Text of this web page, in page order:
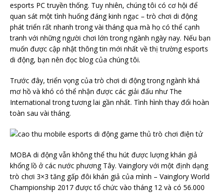
esports PC truyền thống. Tuy nhiên, chúng tôi có cơ hội để
quan sát một tình huống đáng kinh ngạc – trò chơi di động
phát triển rất nhanh trong vài tháng qua mà họ có thể cạnh
tranh với những người chơi lớn trong ngành ngày nay. Nếu bạn
muốn được cập nhật thông tin mới nhất về thị trường esports
di động, bạn nên đọc blog của chúng tôi.
Trước đây, triển vọng của trò chơi di động trong ngành khá
mơ hồ và khó có thể nhận được các giải đấu như The
International trong tương lai gần nhất. Tình hình thay đổi hoàn
toàn sau vài tháng.
MOBA di động vẫn không thể thu hút được lượng khán giả
khổng lồ ở các nước phương Tây. Vainglory với một định dạng
trò chơi 3×3 tăng gấp đôi khán giả của mình – Vainglory World
Championship 2017 được tổ chức vào tháng 12 và có 56.000